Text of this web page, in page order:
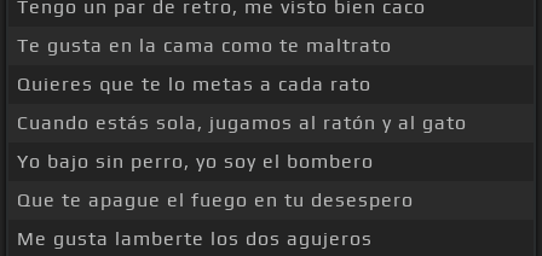
Tengo un par de retro, me visto bien caco
Te gusta en la cama como te maltrato
Quieres que te lo metas a cada rato
Cuando estás sola, jugamos al ratón y al gato
Yo bajo sin perro, yo soy el bombero
Que te apague el fuego en tu desespero
Me gusta lamberte los dos agujeros